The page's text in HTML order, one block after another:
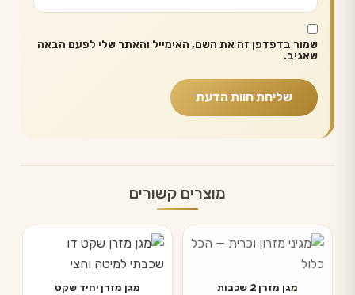
שמור בדפדפן זה את השם, האימייל והאתר שלי לפעם הבאה
שאגיב.
מוצרים קשורים
מגן מזרן 2 שכבות
למוצר
זה
מגן מזרן יחיד שקט